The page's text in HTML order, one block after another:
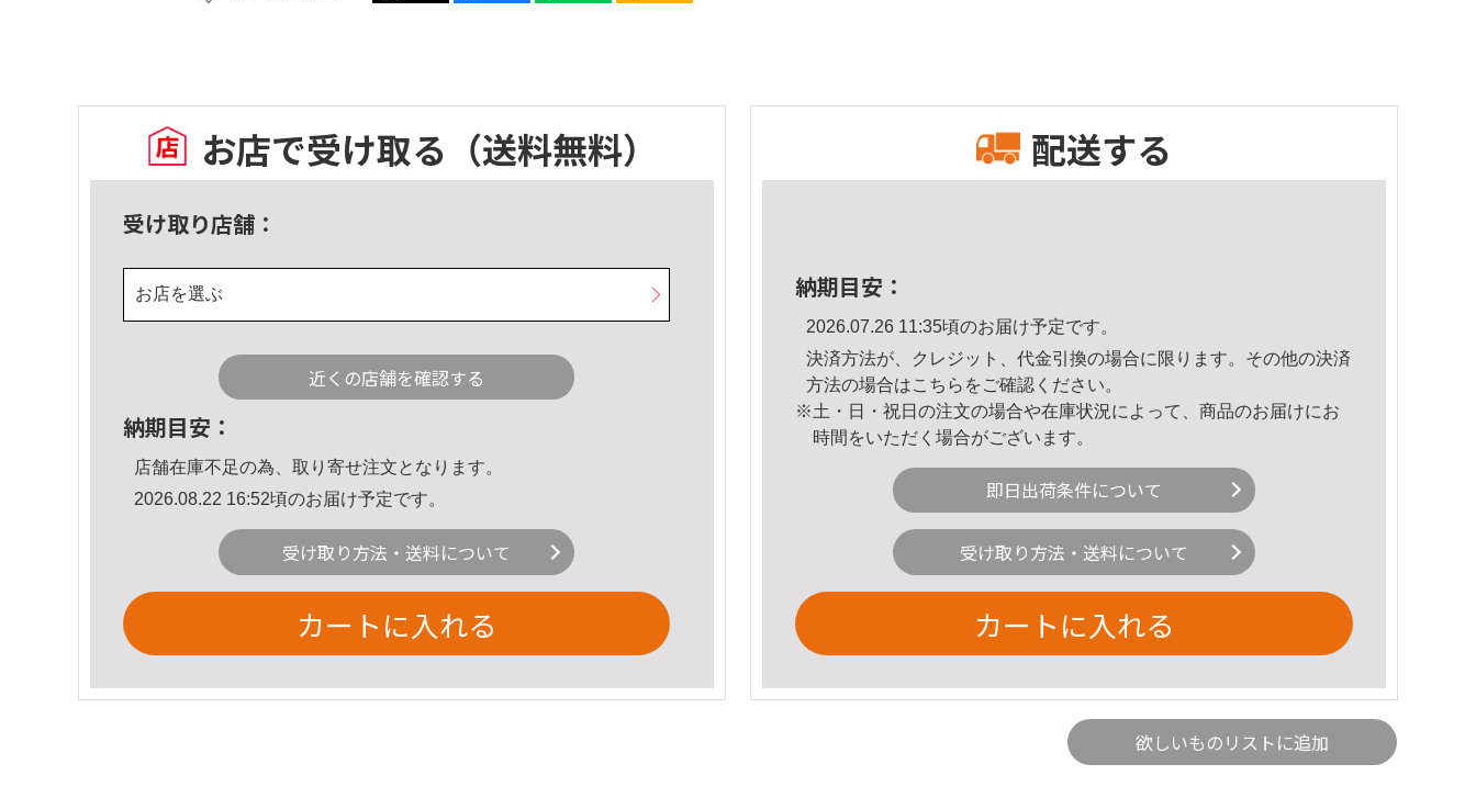
お店で受け取る （送料無料）
受け取り店舗：
お店を選ぶ
近くの店舗を確認する
納期目安：
店舗在庫不足の為、取り寄せ注文となります。
2026.08.22 16:52頃のお届け予定です。
受け取り方法・送料について
カートに入れる
配送する
納期目安：
2026.07.26 11:35頃のお届け予定です。
決済方法が、クレジット、代金引換の場合に限ります。その他の決済
方法の場合はこちら をご確認ください。
※土・日・祝日の注文の場合や在庫状況によって、商品のお届けにお
時間をいただく場合がございます。
即日出荷条件について
受け取り方法・送料について
カートに入れる
欲しいものリストに追加